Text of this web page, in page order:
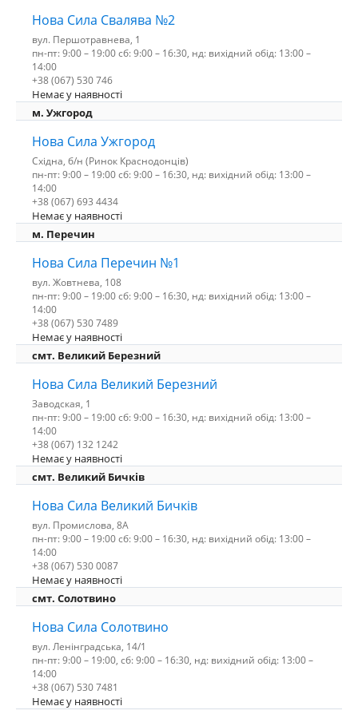
Нова Сила Свалява №2
вул. Першотравнева, 1
пн-пт: 9:00 – 19:00 сб: 9:00 – 16:30, нд: вихідний обід: 13:00 –
14:00
+38 (067) 530 746
Немає у наявності
м. Ужгород
Нова Сила Ужгород
Східна, б/н (Ринок Краснодонців)
пн-пт: 9:00 – 19:00 сб: 9:00 – 16:30, нд: вихідний обід: 13:00 –
14:00
+38 (067) 693 4434
Немає у наявності
м. Перечин
Нова Сила Перечин №1
вул. Жовтнева, 108
пн-пт: 9:00 – 19:00 сб: 9:00 – 16:30, нд: вихідний обід: 13:00 –
14:00
+38 (067) 530 7489
Немає у наявності
смт. Великий Березний
Нова Сила Великий Березний
Заводская, 1
пн-пт: 9:00 – 19:00 сб: 9:00 – 16:30, нд: вихідний обід: 13:00 –
14:00
+38 (067) 132 1242
Немає у наявності
смт. Великий Бичків
Нова Сила Великий Бичків
вул. Промислова, 8А
пн-пт: 9:00 – 19:00 сб: 9:00 – 16:30, нд: вихідний обід: 13:00 –
14:00
+38 (067) 530 0087
Немає у наявності
смт. Солотвино
Нова Сила Солотвино
вул. Ленінградська, 14/1
пн-пт: 9:00 – 19:00, сб: 9:00 – 16:30, нд: вихідний обід: 13:00 –
14:00
+38 (067) 530 7481
Немає у наявності